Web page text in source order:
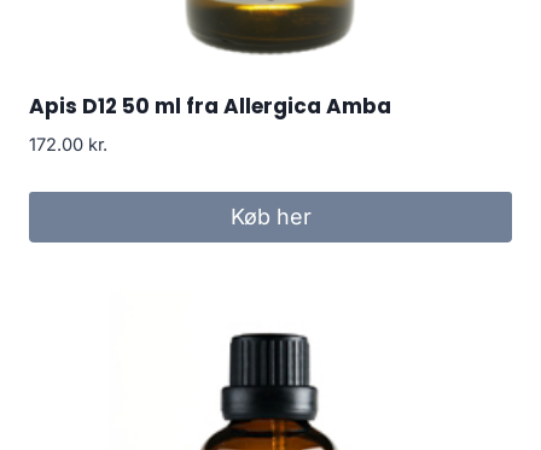
Apis D12 50 ml fra Allergica Amba
172.00 kr.
Køb her